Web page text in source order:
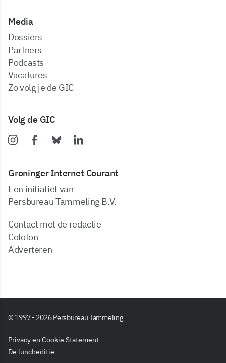
Media
dossiers
partners
podcasts
vacatures
zo volg je de GIC
Volg de GIC
Groninger Internet Courant
Een initiatief van
Persbureau Tammeling B.V.
Contact met de redactie
Colofon
Adverteren
© 1997 - 2026 Persbureau Tammeling
Privacy en Cookie Statement
De luncheditie